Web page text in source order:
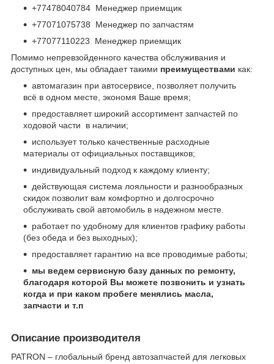
+77478040784 Менеджер приемщик
+77071075738 Менеджер по запчастям
+77077110223 Менеджер приемщик
Помимо непревзойденного качества обслуживания и
доступных цен, мы обладает такими преимуществами как:
автомагазин при автосервисе, позволяет получить
всё в одном месте, экономя Ваше время;
предоставляет широкий ассортимент запчастей по
ходовой части в наличии;
использует только качественные расходные
материалы от официальных поставщиков;
индивидуальный подход к каждому клиенту;
действующая система лояльности и разнообразных
скидок позволит вам комфортно и долгосрочно
обслуживать свой автомобиль в надежном месте.
работает по удобному для клиентов графику работы
(без обеда и без выходных);
предоставляет гарантию на все проводимые работы;
мы ведем сервисную базу данных по ремонту,
благодаря которой Вы можете позвонить и узнать
когда и при каком пробеге менялись масла,
запчасти и т.п
Описание производителя
PATRON – глобальный бренд автозапчастей для легковых